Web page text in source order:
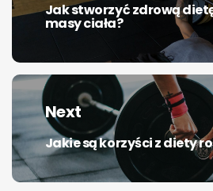
Previous
post:
Jak stworzyć zdrową
masy ciała?
Next
Next
post:
Jakie są korzyści z diety